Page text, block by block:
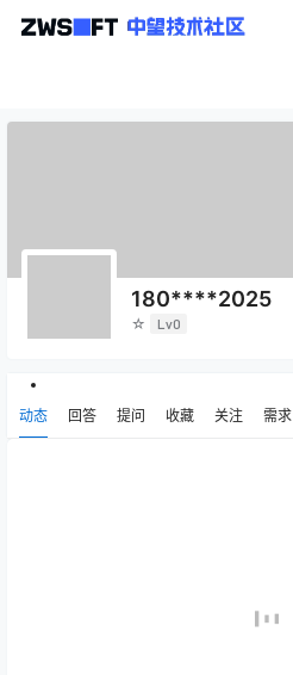
180****2025
☆ Lv0
动态 回答 提问 收藏 关注 需求